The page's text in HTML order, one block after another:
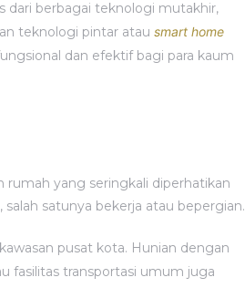
dari berbagai teknologi mutakhir,
teknologi pintar atau smart home
dan efektif bagi para kaum
rumah yang seringkali diperhatikan
satunya bekerja atau bepergian.
pusat kota. Hunian dengan
fasilitas transportasi umum juga